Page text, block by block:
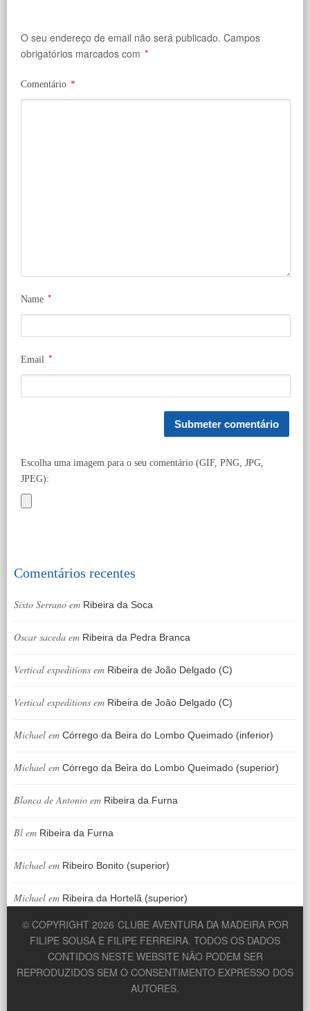
O seu endereço de email não será publicado. Campos
obrigatórios marcados com *
Comentário *
Name *
Email *
Escolha uma imagem para o seu comentário (GIF, PNG, JPG,
JPEG):
Comentários recentes
Sixto Serrano em Ribeira da Soca
Oscar saceda em Ribeira da Pedra Branca
Vertical expeditions em Ribeira de João Delgado (C)
Vertical expeditions em Ribeira de João Delgado (C)
Michael em Córrego da Beira do Lombo Queimado (inferior)
Michael em Córrego da Beira do Lombo Queimado (superior)
Blanca de Antonio em Ribeira da Furna
Bl em Ribeira da Furna
Michael em Ribeiro Bonito (superior)
Michael em Ribeira da Hortelã (superior)
© COPYRIGHT 2026 CLUBE AVENTURA DA MADEIRA POR
FILIPE SOUSA E FILIPE FERREIRA. TODOS OS DADOS
CONTIDOS NESTE WEBSITE NÃO PODEM SER
REPRODUZIDOS SEM O CONSENTIMENTO EXPRESSO DOS
AUTORES.